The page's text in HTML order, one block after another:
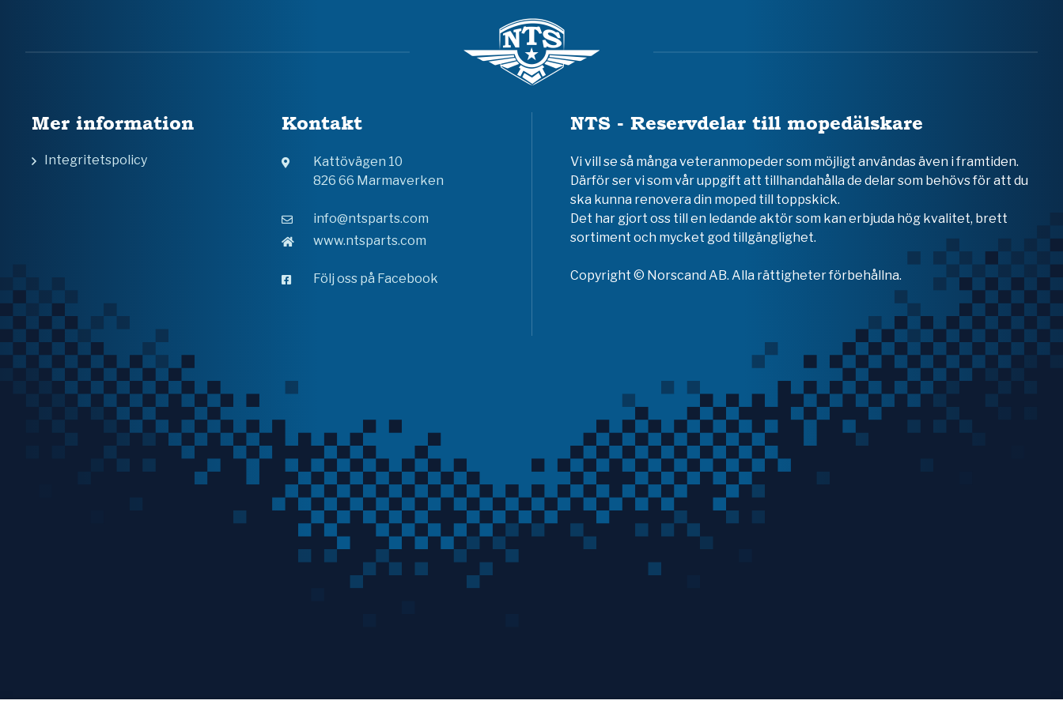
Mer information
Integritetspolicy
Kontakt
Kattövägen 10
826 66 Marmaverken
info@ntsparts.com
www.ntsparts.com
Följ oss på Facebook
NTS - Reservdelar till mopedälskare
Vi vill se så många veteranmopeder som möjligt användas även i framtiden.
Därför ser vi som vår uppgift att tillhandahålla de delar som behövs för att du
ska kunna renovera din moped till toppskick.
Det har gjort oss till en ledande aktör som kan erbjuda hög kvalitet, brett
sortiment och mycket god tillgänglighet.
Copyright © Norscand AB. Alla rättigheter förbehållna.